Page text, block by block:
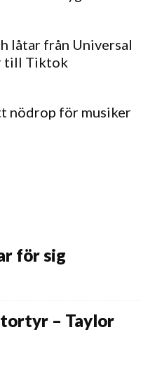
låtar från Universal
till Tiktok
nödrop för musiker
för sig
tortyr – Taylor